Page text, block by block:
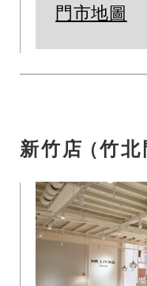
門市地圖
新竹店 (竹北